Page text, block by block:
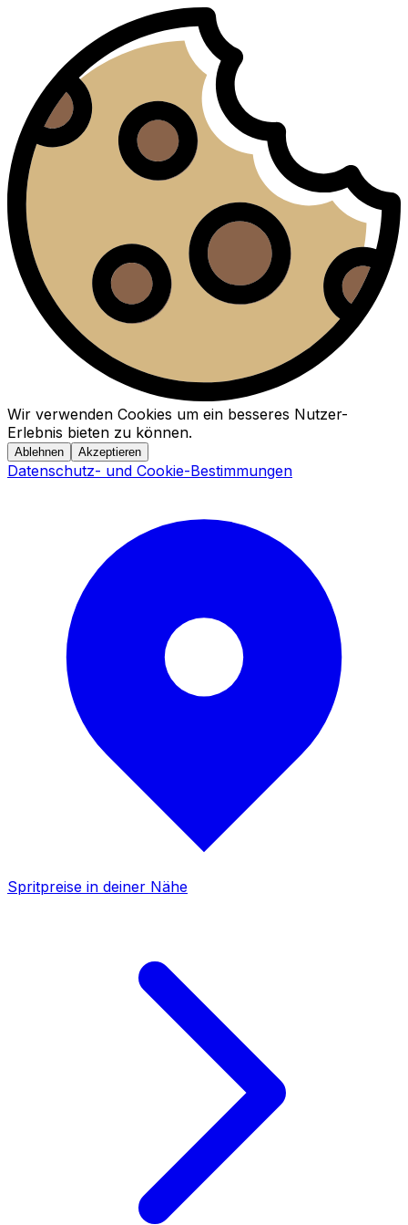
Wir verwenden Cookies um ein besseres Nutzer-
Erlebnis bieten zu können.
Ablehnen Akzeptieren
Datenschutz- und Cookie-Bestimmungen
Spritpreise in deiner Nähe